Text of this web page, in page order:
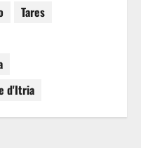
Tares
d'Itria